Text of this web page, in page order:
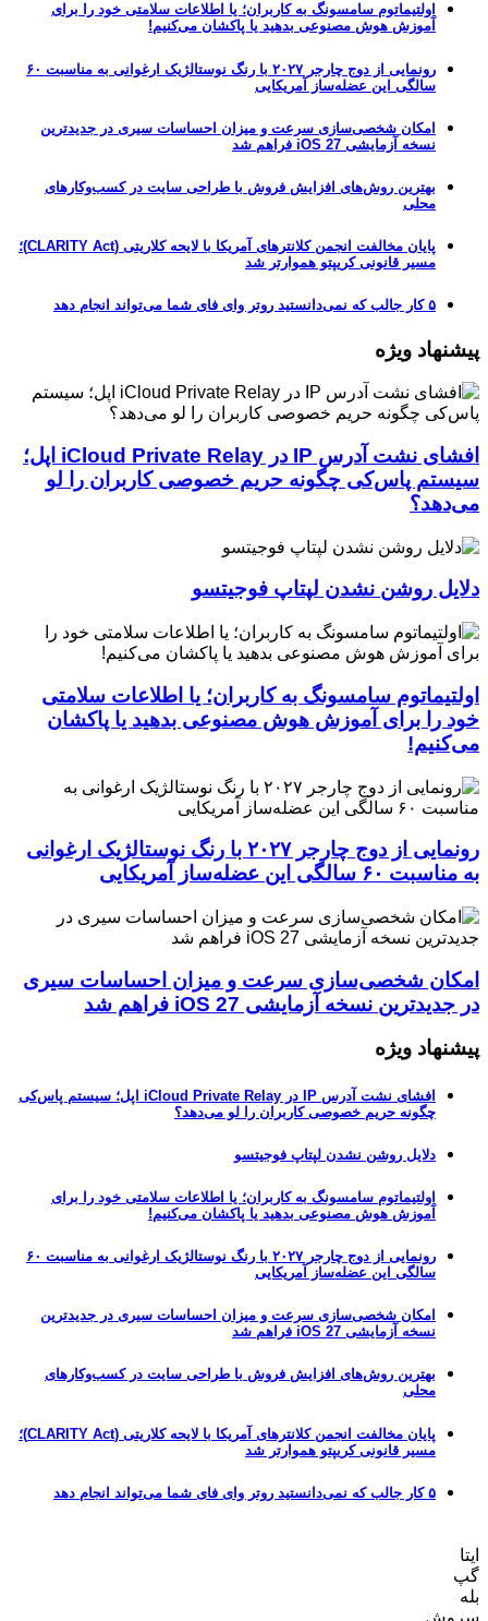
اولتیماتوم سامسونگ به کاربران؛ یا اطلاعات سلامتی خود را برای
آموزش هوش مصنوعی بدهید یا پاکشان می‌کنیم!
رونمایی از دوج چارجر ۲۰۲۷ با رنگ نوستالژیک ارغوانی به مناسبت ۶۰
سالگی این عضله‌ساز آمریکایی
امکان شخصی‌سازی سرعت و میزان احساسات سیری در جدیدترین
نسخه آزمایشی iOS 27 فراهم شد
بهترین روش‌های افزایش فروش با طراحی سایت در کسب‌وکارهای
محلی
پایان مخالفت انجمن کلانترهای آمریکا با لایحه کلاریتی (CLARITY Act)؛
مسیر قانونی کریپتو هموارتر شد
۵ کار جالب که نمی‌دانستید روتر وای فای شما می‌تواند انجام دهد
پیشنهاد ویژه
افشای نشت آدرس IP در iCloud Private Relay اپل؛
سیستم پاس‌کی چگونه حریم خصوصی کاربران را لو
می‌دهد؟
دلایل روشن نشدن لپتاپ فوجیتسو
اولتیماتوم سامسونگ به کاربران؛ یا اطلاعات سلامتی
خود را برای آموزش هوش مصنوعی بدهید یا پاکشان
می‌کنیم!
رونمایی از دوج چارجر ۲۰۲۷ با رنگ نوستالژیک ارغوانی
به مناسبت ۶۰ سالگی این عضله‌ساز آمریکایی
امکان شخصی‌سازی سرعت و میزان احساسات سیری
در جدیدترین نسخه آزمایشی iOS 27 فراهم شد
پیشنهاد ویژه
افشای نشت آدرس IP در iCloud Private Relay اپل؛ سیستم پاس‌کی
چگونه حریم خصوصی کاربران را لو می‌دهد؟
دلایل روشن نشدن لپتاپ فوجیتسو
اولتیماتوم سامسونگ به کاربران؛ یا اطلاعات سلامتی خود را برای
آموزش هوش مصنوعی بدهید یا پاکشان می‌کنیم!
رونمایی از دوج چارجر ۲۰۲۷ با رنگ نوستالژیک ارغوانی به مناسبت ۶۰
سالگی این عضله‌ساز آمریکایی
امکان شخصی‌سازی سرعت و میزان احساسات سیری در جدیدترین
نسخه آزمایشی iOS 27 فراهم شد
بهترین روش‌های افزایش فروش با طراحی سایت در کسب‌وکارهای
محلی
پایان مخالفت انجمن کلانترهای آمریکا با لایحه کلاریتی (CLARITY Act)؛
مسیر قانونی کریپتو هموارتر شد
۵ کار جالب که نمی‌دانستید روتر وای فای شما می‌تواند انجام دهد
ایتا
گپ
بله
سروش